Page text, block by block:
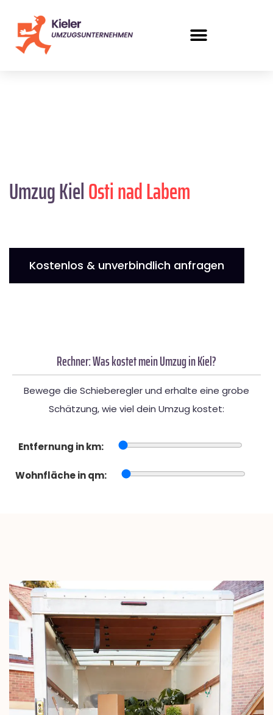
Umzug KielOsti nad Labem
Kostenlos & unverbindlich anfragen
Rechner: Was kostet mein Umzug in Kiel?
Bewege die Schieberegler und erhalte eine grobe
Schätzung, wie viel dein Umzug kostet:
Entfernung in km:
Wohnfläche in qm: